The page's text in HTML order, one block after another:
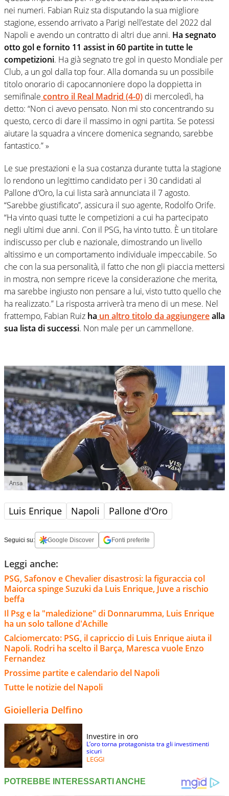
nei numeri. Fabian Ruiz sta disputando la sua migliore
stagione, essendo arrivato a Parigi nell’estate del 2022 dal
Napoli e avendo un contratto di altri due anni. Ha segnato
otto gol e fornito 11 assist in 60 partite in tutte le
competizioni. Ha già segnato tre gol in questo Mondiale per
Club, a un gol dalla top four. Alla domanda su un possibile
titolo onorario di capocannoniere dopo la doppietta in
semifinale contro il Real Madrid (4-0) di mercoledì, ha
detto: “Non ci avevo pensato. Non mi sto concentrando su
questo, cerco di dare il massimo in ogni partita. Se potessi
aiutare la squadra a vincere domenica segnando, sarebbe
fantastico.” »
Le sue prestazioni e la sua costanza durante tutta la stagione
lo rendono un legittimo candidato per i 30 candidati al
Pallone d’Oro, la cui lista sarà annunciata il 7 agosto.
“Sarebbe giustificato”, assicura il suo agente, Rodolfo Orife.
“Ha vinto quasi tutte le competizioni a cui ha partecipato
negli ultimi due anni. Con il PSG, ha vinto tutto. È un titolare
indiscusso per club e nazionale, dimostrando un livello
altissimo e un comportamento individuale impeccabile. So
che con la sua personalità, il fatto che non gli piaccia mettersi
in mostra, non sempre riceve la considerazione che merita,
ma sarebbe ingiusto non pensare a lui, visto tutto quello che
ha realizzato.” La risposta arriverà tra meno di un mese. Nel
frattempo, Fabian Ruiz ha un altro titolo da aggiungerealla
sua lista di successi. Non male per un cammellone.
Ansa
Luis Enrique Napoli Pallone d'Oro
Seguici su: Google Discover Fonti preferite
Leggi anche:
PSG, Safonov e Chevalier disastrosi: la figuraccia col
Maiorca spinge Suzuki da Luis Enrique, Juve a rischio
beffa
Il Psg e la "maledizione" di Donnarumma, Luis Enrique
ha un solo tallone d'Achille
Calciomercato: PSG, il capriccio di Luis Enrique aiuta il
Napoli. Rodri ha scelto il Barça, Maresca vuole Enzo
Fernandez
Prossime partite e calendario del Napoli
Tutte le notizie del Napoli
Gioielleria Delfino
Investire in oro
L’oro torna protagonista tra gli investimenti
sicuri
LEGGI